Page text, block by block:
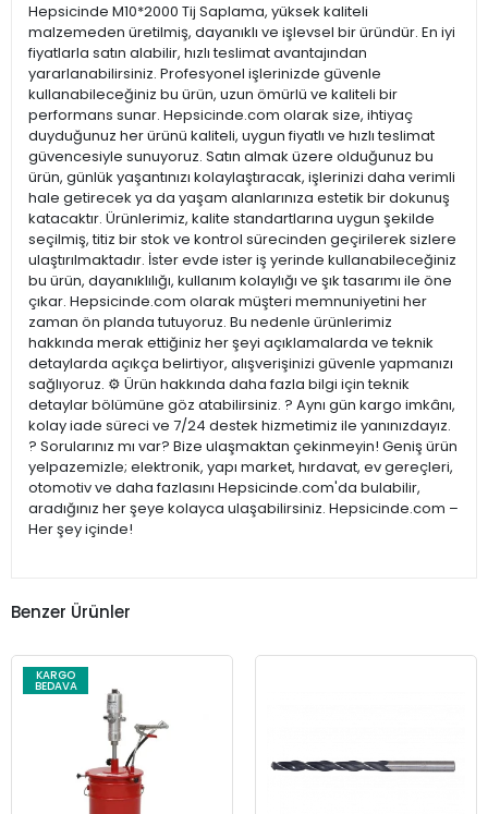
Hepsicinde M10*2000 Tij Saplama, yüksek kaliteli
malzemeden üretilmiş, dayanıklı ve işlevsel bir üründür. En iyi
fiyatlarla satın alabilir, hızlı teslimat avantajından
yararlanabilirsiniz. Profesyonel işlerinizde güvenle
kullanabileceğiniz bu ürün, uzun ömürlü ve kaliteli bir
performans sunar. Hepsicinde.com olarak size, ihtiyaç
duyduğunuz her ürünü kaliteli, uygun fiyatlı ve hızlı teslimat
güvencesiyle sunuyoruz. Satın almak üzere olduğunuz bu
ürün, günlük yaşantınızı kolaylaştıracak, işlerinizi daha verimli
hale getirecek ya da yaşam alanlarınıza estetik bir dokunuş
katacaktır. Ürünlerimiz, kalite standartlarına uygun şekilde
seçilmiş, titiz bir stok ve kontrol sürecinden geçirilerek sizlere
ulaştırılmaktadır. İster evde ister iş yerinde kullanabileceğiniz
bu ürün, dayanıklılığı, kullanım kolaylığı ve şık tasarımı ile öne
çıkar. Hepsicinde.com olarak müşteri memnuniyetini her
zaman ön planda tutuyoruz. Bu nedenle ürünlerimiz
hakkında merak ettiğiniz her şeyi açıklamalarda ve teknik
detaylarda açıkça belirtiyor, alışverişinizi güvenle yapmanızı
sağlıyoruz. ⚙️ Ürün hakkında daha fazla bilgi için teknik
detaylar bölümüne göz atabilirsiniz. ? Aynı gün kargo imkânı,
kolay iade süreci ve 7/24 destek hizmetimiz ile yanınızdayız.
? Sorularınız mı var? Bize ulaşmaktan çekinmeyin! Geniş ürün
yelpazemizle; elektronik, yapı market, hırdavat, ev gereçleri,
otomotiv ve daha fazlasını Hepsicinde.com'da bulabilir,
aradığınız her şeye kolayca ulaşabilirsiniz. Hepsicinde.com –
Her şey içinde!
Benzer Ürünler
KARGO
BEDAVA